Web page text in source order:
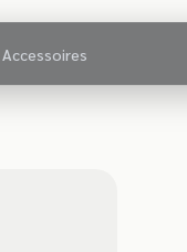
Accessoires